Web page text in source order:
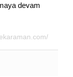
devam